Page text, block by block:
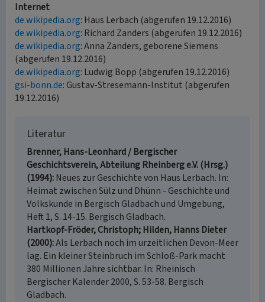
Internet
de.wikipedia.org: Haus Lerbach (abgerufen 19.12.2016)
de.wikipedia.org: Richard Zanders (abgerufen 19.12.2016)
de.wikipedia.org: Anna Zanders, geborene Siemens
(abgerufen 19.12.2016)
de.wikipedia.org: Ludwig Bopp (abgerufen 19.12.2016)
gsi-bonn.de: Gustav-Stresemann-Institut (abgerufen
19.12.2016)
Literatur
Brenner, Hans-Leonhard / Bergischer
Geschichtsverein, Abteilung Rheinberg e.V. (Hrsg.)
(1994) Neues zur Geschichte von Haus Lerbach. In:
Heimat zwischen Sülz und Dhünn - Geschichte und
Volkskunde in Bergisch Gladbach und Umgebung,
Heft 1, S. 14-15. Bergisch Gladbach.
Hartkopf-Fröder, Christoph; Hilden, Hanns Dieter
(2000) Als Lerbach noch im urzeitlichen Devon-Meer
lag. Ein kleiner Steinbruch im Schloß-Park macht
380 Millionen Jahre sichtbar. In: Rheinisch
Bergischer Kalender 2000, S. 53-58. Bergisch
Gladbach.